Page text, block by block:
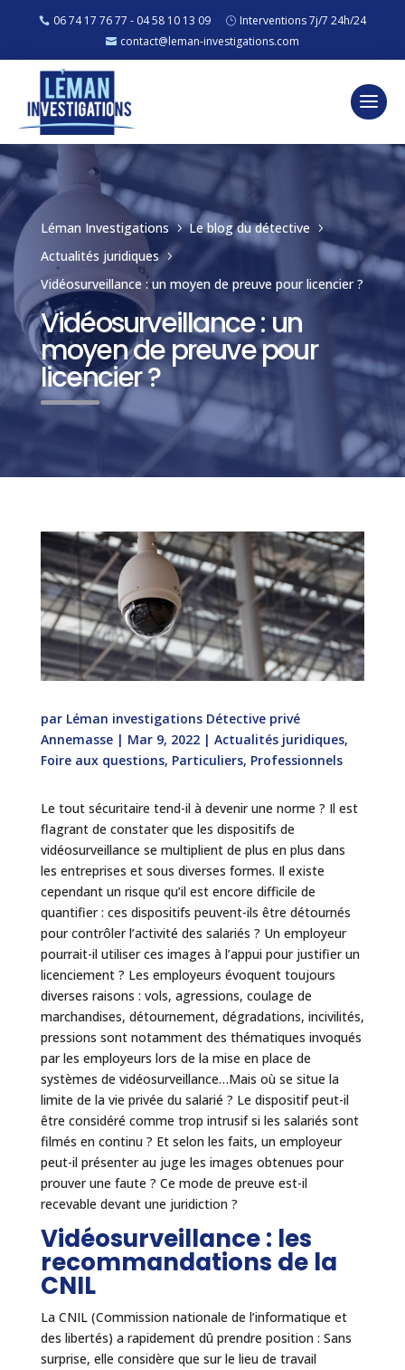
06 74 17 76 77 - 04 58 10 13 09
Interventions 7j/7 24h/24
contact@leman-investigations.com
Léman Investigations5Le blog du détective 5
Actualités juridiques5
Vidéosurveillance : un moyen de preuve pour licencier ?
Vidéosurveillance : un
moyen de preuve pour
licencier ?
par Léman investigations Détective privé
Annemasse| Mar 9, 2022| Actualités juridiques,
Foire aux questions, Particuliers, Professionnels
Le tout sécuritaire tend-il à devenir une norme ? Il est
flagrant de constater que les dispositifs de
vidéosurveillance se multiplient de plus en plus dans
les entreprises et sous diverses formes. Il existe
cependant un risque qu’il est encore difficile de
quantifier : ces dispositifs peuvent-ils être détournés
pour contrôler l’activité des salariés ? Un employeur
pourrait-il utiliser ces images à l’appui pour justifier un
licenciement ? Les employeurs évoquent toujours
diverses raisons : vols, agressions, coulage de
marchandises, détournement, dégradations, incivilités,
pressions sont notamment des thématiques invoqués
par les employeurs lors de la mise en place de
systèmes de vidéosurveillance…Mais où se situe la
limite de la vie privée du salarié ? Le dispositif peut-il
être considéré comme trop intrusif si les salariés sont
filmés en continu ? Et selon les faits, un employeur
peut-il présenter au juge les images obtenues pour
prouver une faute ? Ce mode de preuve est-il
recevable devant une juridiction ?
Vidéosurveillance : les
recommandations de la
CNIL
La CNIL (Commission nationale de l’informatique et
des libertés) a rapidement dû prendre position : Sans
surprise, elle considère que sur le lieu de travail